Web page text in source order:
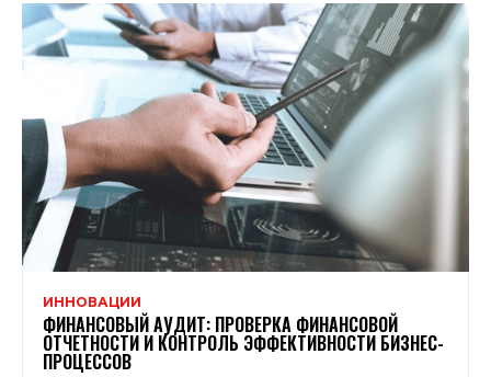
ИННОВАЦИИ
ФИНАНСОВЫЙ АУДИТ: ПРОВЕРКА ФИНАНСОВОЙ
ОТЧЕТНОСТИ И КОНТРОЛЬ ЭФФЕКТИВНОСТИ БИЗНЕС-
ПРОЦЕССОВ